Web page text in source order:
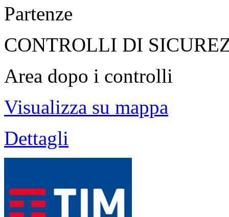
Partenze
CONTROLLI DI
Area dopo i controlli
Visualizza su mappa
Dettagli